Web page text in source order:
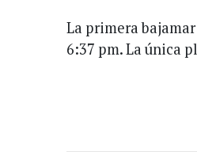
La primera
6:37 pm. La única